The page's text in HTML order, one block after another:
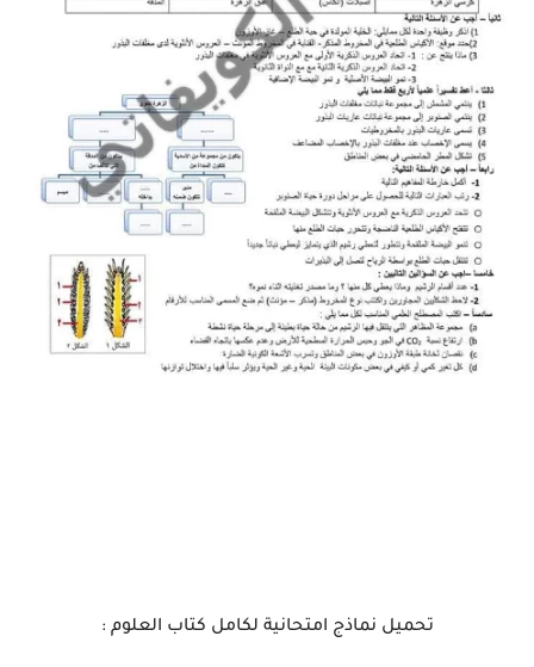
تحميل نماذج امتحانية لكامل كتاب العلوم :